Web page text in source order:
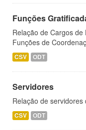
Funções
Relação de Cargos
Funções de
CSV ODT
Servidores
Relação de servidores
CSV ODT